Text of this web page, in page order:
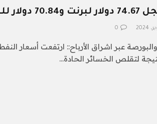
0
عبر اشراق الأرباح:: ارتفعت أسعار
لتقلص الخسائر الحادة…